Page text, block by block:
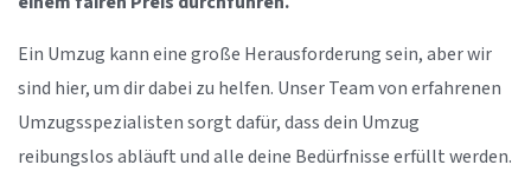
Ein Umzug kann eine große Herausforderung sein, aber wir
sind hier, um dir dabei zu helfen. Unser Team von erfahrenen
Umzugsspezialisten sorgt dafür, dass dein Umzug
reibungslos abläuft und alle deine Bedürfnisse erfüllt werden.